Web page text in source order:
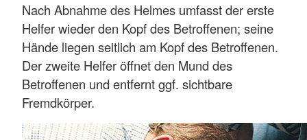
Nach Abnahme des Helmes umfasst der erste
Helfer wieder den Kopf des Betroffenen; seine
Hände liegen seitlich am Kopf des Betroffenen.
Der zweite Helfer öffnet den Mund des
Betroffenen und entfernt ggf. sichtbare
Fremdkörper.